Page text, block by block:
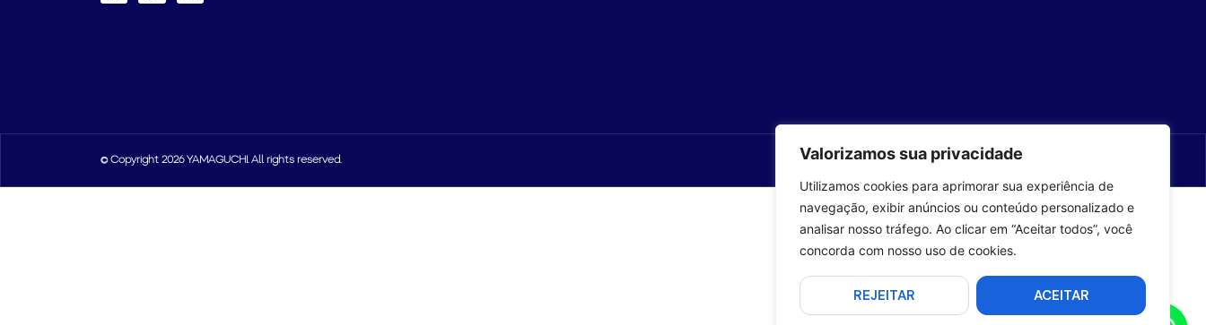
Valorizamos sua privacidade
Utilizamos cookies para aprimorar sua experiência de
navegação, exibir anúncios ou conteúdo personalizado e
analisar nosso tráfego. Ao clicar em “Aceitar todos”, você
concorda com nosso uso de cookies.
REJEITAR ACEITAR
© Copyright 2026 YAMAGUCHI. All rights reserved. com